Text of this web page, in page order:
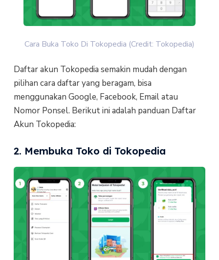
Cara Buka Toko Di Tokopedia (Credit: Tokopedia)
Daftar akun Tokopedia semakin mudah dengan
pilihan cara daftar yang beragam, bisa
menggunakan Google, Facebook, Email atau
Nomor Ponsel. Berikut ini adalah panduan Daftar
Akun Tokopedia:
2. Membuka Toko di Tokopedia